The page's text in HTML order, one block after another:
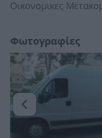
Οικονομικες
Φωτογραφίες